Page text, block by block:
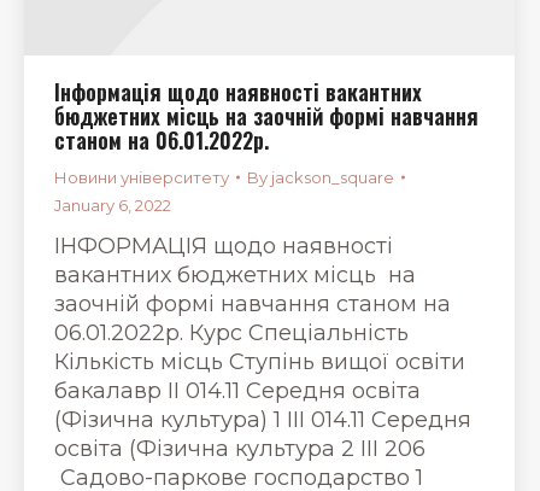
Інформація щодо наявності вакантних
бюджетних місць на заочній формі навчання
станом на 06.01.2022р.
Новини університету By jackson_square
January 6, 2022
ІНФОРМАЦІЯ щодо наявності
вакантних бюджетних місць на
заочній формі навчання станом на
06.01.2022р. Курс Спеціальність
Кількість місць Ступінь вищої освіти
бакалавр ІІ 014.11 Середня освіта
(Фізична культура) 1 ІІІ 014.11 Середня
освіта (Фізична культура 2 ІІІ 206
Садово-паркове господарство 1